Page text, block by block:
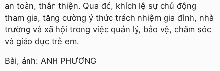
an toàn, thân thiện. Qua đó, khích lệ sự chủ động
tham gia, tăng cường ý thức trách nhiệm gia đình, nhà
trường và xã hội trong việc quản lý, bảo vệ, chăm sóc
và giáo dục trẻ em.
Bài, ảnh: ANH PHƯƠNG